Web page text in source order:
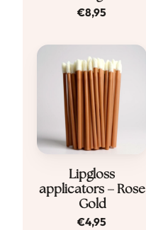
€8,95
Lipgloss
applicators – Rose
Gold
€4,95